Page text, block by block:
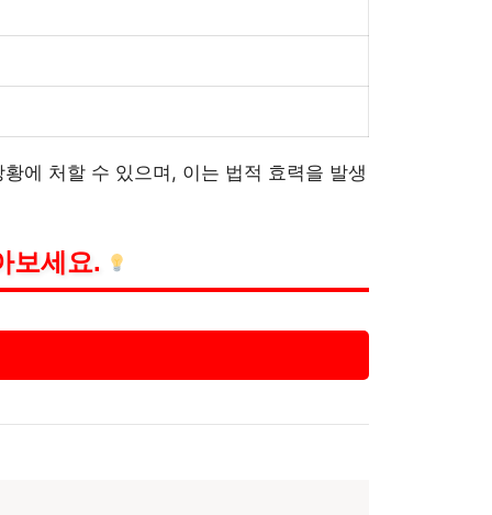
에 처할 수 있으며, 이는 법적 효력을 발생
보세요.